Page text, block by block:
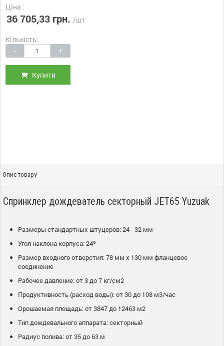
Ціна :
36 705,33 грн. /шт
Кількість:
- +
Купити
Опис товару
Спринклер дождеватель секторный JET65 Yuzuak
Размеры стандартных штуцеров: 24 - 32 мм
Угол наклона корпуса: 24º
Размер входного отверстия: 78 мм х 130 мм фланцевое
соединение
Рабочее давление: от 3 до 7 кг/см2
Продуктивность (расход воды): от 30 до 108 м3/час
Орошаемая площадь: от 3847 до 12463 м2
Тип дождевального аппарата: секторный
Радиус полива: от 35 до 63 м